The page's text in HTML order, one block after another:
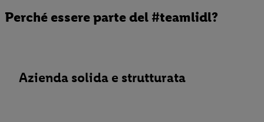
Perché essere parte del #teamlidl?
Azienda solida e strutturata